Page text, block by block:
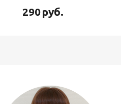
290руб.